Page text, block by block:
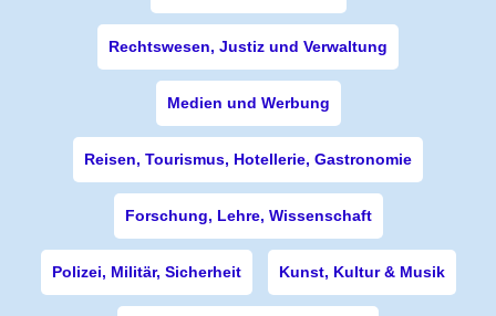
Rechtswesen, Justiz und Verwaltung
Medien und Werbung
Reisen, Tourismus, Hotellerie, Gastronomie
Forschung, Lehre, Wissenschaft
Polizei, Militär, Sicherheit Kunst, Kultur & Musik